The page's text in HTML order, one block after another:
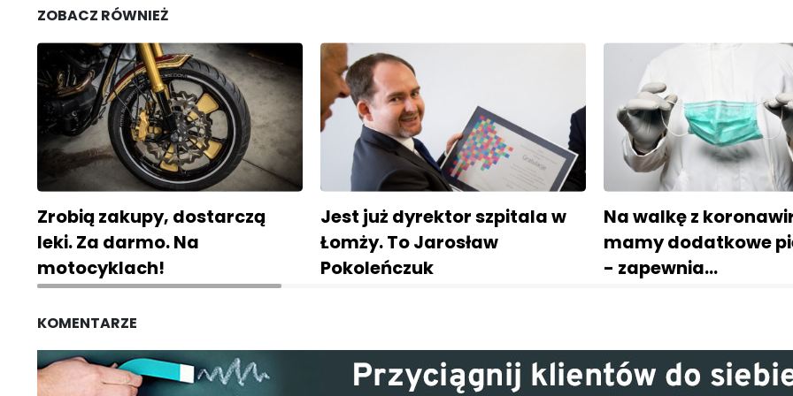
ZOBACZ RÓWNIEŻ
Zrobią zakupy, dostarczą
leki. Za darmo. Na
motocyklach!
Jest już dyrektor szpitala w
Łomży. To Jarosław
Pokoleńczuk
Na walkę z
mamy dodatkowe
- zapewnia…
KOMENTARZE